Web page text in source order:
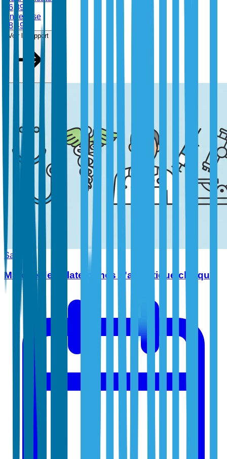
6,899
Entreprise
8,499
Voir le rapport
Santé
Marché des plateformes d'analytique clinique